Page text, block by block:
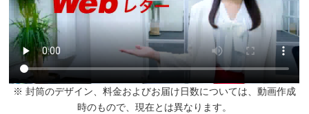
※ 封筒のデザイン、料金およびお届け日数については、動画作成
時のもので、現在とは異なります。